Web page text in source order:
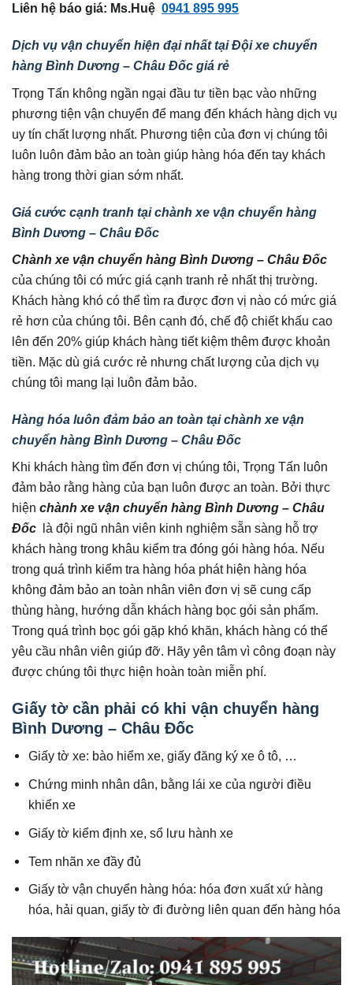
Liên hệ báo giá: Ms.Huệ 0941 895 995
Dịch vụ vận chuyển hiện đại nhất tại Đội xe chuyển
hàng Bình Dương – Châu Đốc giá rẻ
Trọng Tấn không ngần ngại đầu tư tiền bạc vào những
phương tiện vận chuyển để mang đến khách hàng dịch vụ
uy tín chất lượng nhất. Phương tiện của đơn vị chúng tôi
luôn luôn đảm bảo an toàn giúp hàng hóa đến tay khách
hàng trong thời gian sớm nhất.
Giá cước cạnh tranh tại chành xe vận chuyển hàng
Bình Dương – Châu Đốc
Chành xe vận chuyển hàng Bình Dương – Châu Đốc
của chúng tôi có mức giá cạnh tranh rẻ nhất thị trường.
Khách hàng khó có thể tìm ra được đơn vị nào có mức giá
rẻ hơn của chúng tôi. Bên cạnh đó, chế độ chiết khấu cao
lên đến 20% giúp khách hàng tiết kiệm thêm được khoản
tiền. Mặc dù giá cước rẻ nhưng chất lượng của dịch vụ
chúng tôi mang lại luôn đảm bảo.
Hàng hóa luôn đảm bảo an toàn tại chành xe vận
chuyển hàng Bình Dương – Châu Đốc
Khi khách hàng tìm đến đơn vị chúng tôi, Trọng Tấn luôn
đảm bảo rằng hàng của bạn luôn được an toàn. Bởi thực
hiện chành xe vận chuyển hàng Bình Dương – Châu
Đốc
là đội ngũ nhân viên kinh nghiệm sẵn sàng hỗ trợ
khách hàng trong khâu kiểm tra đóng gói hàng hóa. Nếu
trong quá trình kiểm tra hàng hóa phát hiện hàng hóa
không đảm bảo an toàn nhân viên đơn vị sẽ cung cấp
thùng hàng, hướng dẫn khách hàng bọc gói sản phẩm.
Trong quá trình bọc gói gặp khó khăn, khách hàng có thể
yêu cầu nhân viên giúp đỡ. Hãy yên tâm vì công đoạn này
được chúng tôi thực hiện hoàn toàn miễn phí.
Giấy tờ cần phải có khi vận chuyển hàng
Bình Dương – Châu Đốc
Giấy tờ xe: bào hiểm xe, giấy đăng ký xe ô tô, …
Chứng minh nhân dân, bằng lái xe của người điều
khiển xe
Giấy tờ kiểm định xe, sổ lưu hành xe
Tem nhãn xe đầy đủ
Giấy tờ vận chuyển hàng hóa: hóa đơn xuất xứ hàng
hóa, hải quan, giấy tờ đi đường liên quan đến hàng hóa